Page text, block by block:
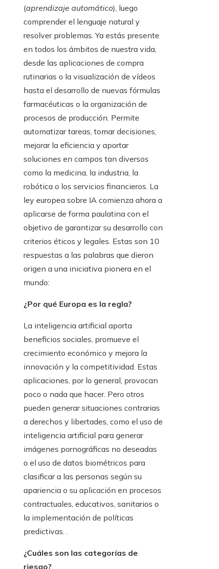
(aprendizaje automático), luego
comprender el lenguaje natural y
resolver problemas. Ya estás presente
en todos los ámbitos de nuestra vida,
desde las aplicaciones de compra
rutinarias o la visualización de vídeos
hasta el desarrollo de nuevas fórmulas
farmacéuticas o la organización de
procesos de producción. Permite
automatizar tareas, tomar decisiones,
mejorar la eficiencia y aportar
soluciones en campos tan diversos
como la medicina, la industria, la
robótica o los servicios financieros. La
ley europea sobre IA comienza ahora a
aplicarse de forma paulatina con el
objetivo de garantizar su desarrollo con
criterios éticos y legales. Estas son 10
respuestas a las palabras que dieron
origen a una iniciativa pionera en el
mundo:
¿Por qué Europa es la regla?
La inteligencia artificial aporta
beneficios sociales, promueve el
crecimiento económico y mejora la
innovación y la competitividad. Estas
aplicaciones, por lo general, provocan
poco o nada que hacer. Pero otros
pueden generar situaciones contrarias
a derechos y libertades, como el uso de
inteligencia artificial para generar
imágenes pornográficas no deseadas
o el uso de datos biométricos para
clasificar a las personas según su
apariencia o su aplicación en procesos
contractuales, educativos, sanitarios o
la implementación de políticas
predictivas. .
¿Cuáles son las categorías de
riesgo?